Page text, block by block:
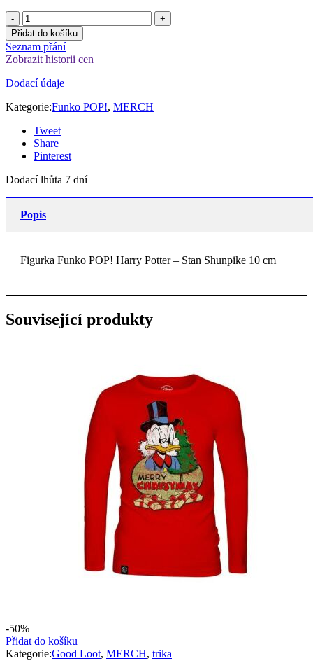
Přidat do košíku
Seznam přání
Zobrazit historii cen
Dodací údaje
Kategorie:Funko POP!, MERCH
Tweet
Share
Pinterest
Dodací lhůta 7 dní
Popis
Figurka Funko POP! Harry Potter – Stan Shunpike 10 cm
Související produkty
-50%
Přidat do košíku
Kategorie:Good Loot, MERCH, trika